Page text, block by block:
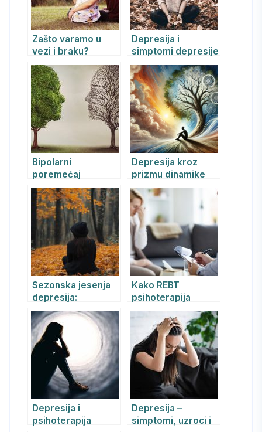
Zašto varamo u
vezi i braku?
Depresija i
simptomi depresije
Bipolarni
poremećaj
raspoloženja –
manija i depresija
Depresija kroz
prizmu dinamike
ništavila: Od
unutrašnje
praznine ka
kreativnom
potencijalu
Sezonska jesenja
depresija:
Simptomi, uzroci i
lečenje pomoću
REBT terapije
Kako REBT
psihoterapija
pomaže mladima u
prevazilaženju
anksioznosti,
napada panike i
jačanju
samopouzdanja
Depresija i
psihoterapija
Depresija –
simptomi, uzroci i